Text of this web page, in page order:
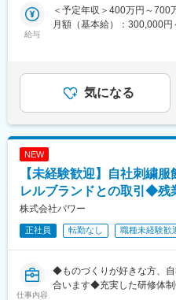
心・安全な導入を全力サポ
■商品詳細はこちら：
https://www.isuzuglass.com/
◇当社は1904年創業の老舗
の歴史に裏打ちされた技術
武器に光学製品を多数取り
新たな技術を実現させるこ
する集団として、これからも
給与
＜予定年収＞400万円～700
月額（基本給）：300,000
下する可能性があります。
す。
気になる
NEW
【未経験歓迎】自社刺繍
レルブランドとの取引◆残
株式会社パワー
正社員 転勤なし 職種未経験歓
仕事内容
◆ものづくりが好きな方、
合います◆充実した研修体